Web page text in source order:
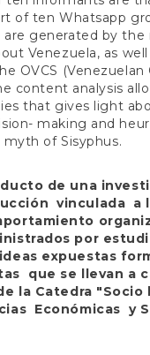
of ten Whatsapp
generated by the
Venezuela, as
OVCS (Venezuelan
content analysis
that gives light
making and
of Sisyphus.
de una
vinculada a
por
expuestas
que se llevan a
la Catedra "Socio
Económicas y